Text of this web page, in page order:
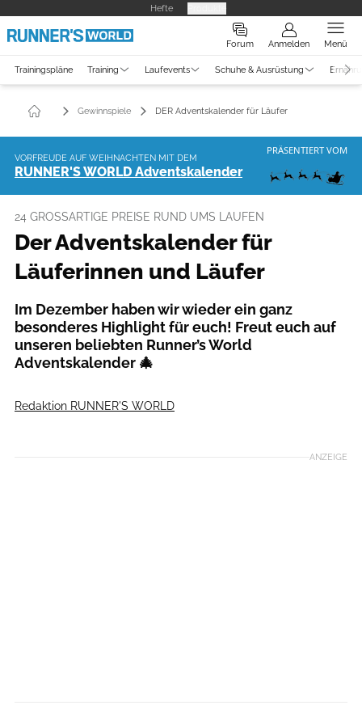
Hefte
Forum Anmelden Menü
Trainingspläne Training Laufevents Schuhe & Ausrüstung
Gewinnspiele DER Adventskalender für Läufer
VORFREUDE AUF WEIHNACHTEN MIT DEM
RUNNER'S WORLD Adventskalender
PRÄSENTIERT VOM
24 GROSSARTIGE PREISE RUND UMS LAUFEN
Der Adventskalender für
Läuferinnen und Läufer
Im Dezember haben wir wieder ein ganz
besonderes Highlight für euch! Freut euch auf
unseren beliebten Runner’s World
Adventskalender 🎄
Redaktion RUNNER'S WORLD
ANZEIGE